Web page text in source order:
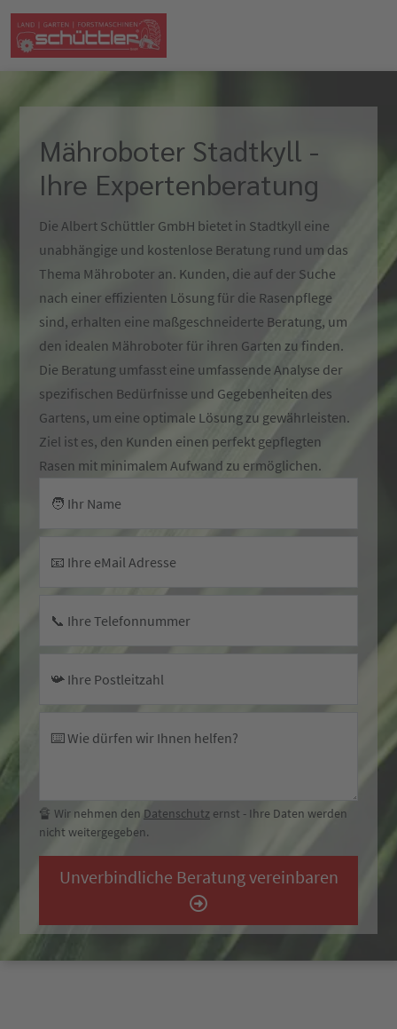
Mähroboter Stadtkyll -
Ihre Expertenberatung
Die Albert Schüttler GmbH bietet in Stadtkyll eine
unabhängige und kostenlose Beratung rund um das
Thema Mähroboter an. Kunden, die auf der Suche
nach einer effizienten Lösung für die Rasenpflege
sind, erhalten eine maßgeschneiderte Beratung, um
den idealen Mähroboter für ihren Garten zu finden.
Die Beratung umfasst eine umfassende Analyse der
spezifischen Bedürfnisse und Gegebenheiten des
Gartens, um eine optimale Lösung zu gewährleisten.
Ziel ist es, den Kunden einen perfekt gepflegten
Rasen mit minimalem Aufwand zu ermöglichen.
🧑 Ihr Name
📧 Ihre eMail Adresse
📞 Ihre Telefonnummer
📯 Ihre Postleitzahl
⌨️ Wie dürfen wir Ihnen helfen?
🔏 Wir nehmen den Datenschutz ernst - Ihre Daten werden
nicht weitergegeben.